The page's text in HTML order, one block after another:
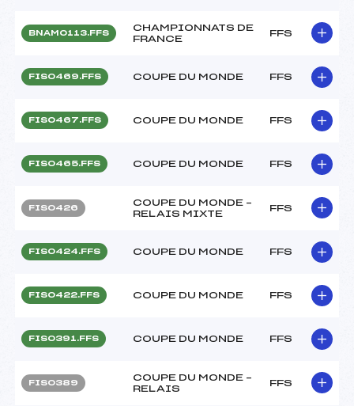
BNAM0113.FFS
CHAMPIONNATS DE
FRANCE
FFS
FIS0469.FFS COUPE DU MONDE FFS
FIS0467.FFS COUPE DU MONDE FFS
FIS0465.FFS COUPE DU MONDE FFS
FIS0426
COUPE DU MONDE –
RELAIS MIXTE
FFS
FIS0424.FFS COUPE DU MONDE FFS
FIS0422.FFS COUPE DU MONDE FFS
FIS0391.FFS COUPE DU MONDE FFS
FIS0389
COUPE DU MONDE –
RELAIS
FFS